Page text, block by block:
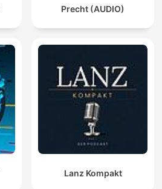
Precht (AUDIO)
Lanz Kompakt